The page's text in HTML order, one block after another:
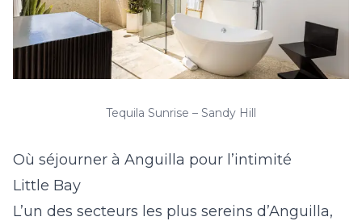
Tequila Sunrise – Sandy Hill
Où séjourner à Anguilla pour l’intimité
Little Bay
L’un des secteurs les plus sereins d’Anguilla,